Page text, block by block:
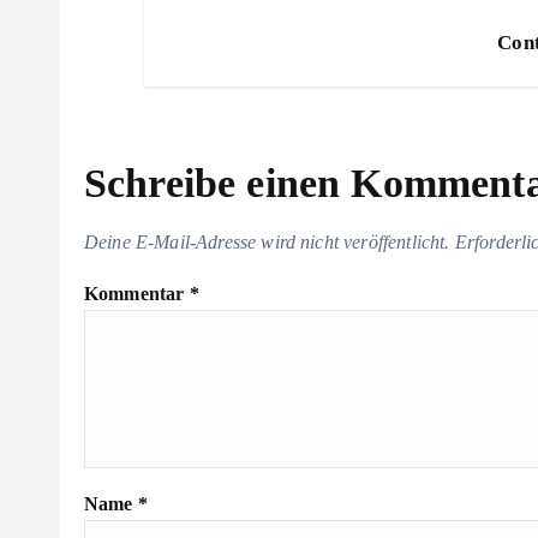
Schreibe einen
Deine E-Mail-Adresse wird nicht veröffentlicht.
Kommentar *
Name *